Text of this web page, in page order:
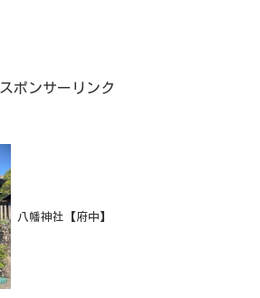
スポンサーリンク
八幡神社【府中】